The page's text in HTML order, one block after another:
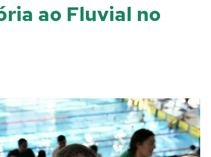
ao Fluvial no